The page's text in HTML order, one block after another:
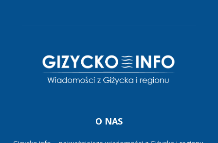
O NAS